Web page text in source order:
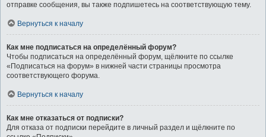
отправке сообщения, вы также подпишетесь на соответствующую тему.
Вернуться к началу
Как мне подписаться на определённый форум?
Чтобы подписаться на определённый форум, щёлкните по ссылке
«Подписаться на форум» в нижней части страницы просмотра
соответствующего форума.
Вернуться к началу
Как мне отказаться от подписки?
Для отказа от подписки перейдите в личный раздел и щёлкните по